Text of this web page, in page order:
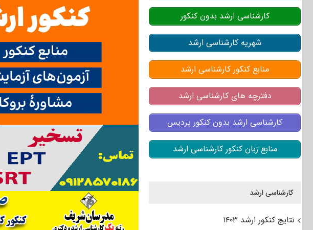
کارشناسی ارشد بدون کنکور
شهریه کارشناسی ارشد
منابع کنکور کارشناسی ارشد
دفترچه های کارشناسی ارشد
کارشناسی ارشد بدون کنکور پردیس
منابع زبان کنکور کارشناسی ارشد
کارشناسی ارشد
نتایج کنکور ارشد ۱۴۰۳